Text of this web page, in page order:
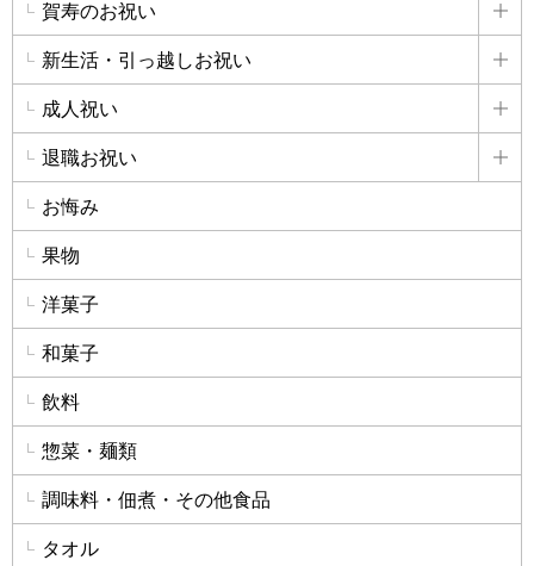
賀寿のお祝い
詳
新生活・引っ越しお祝い
詳
成人祝い
詳
退職お祝い
詳
お悔み
果物
洋菓子
和菓子
飲料
惣菜・麺類
調味料・佃煮・その他食品
タオル